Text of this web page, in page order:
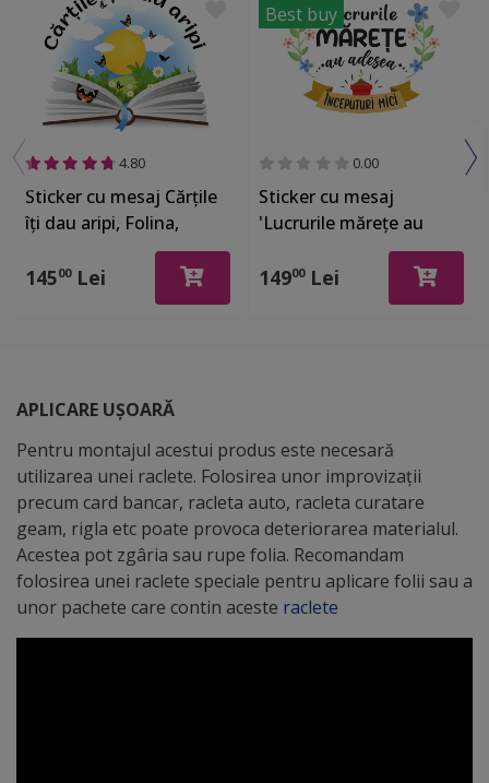
4.80
Sticker cu mesaj Cărţile
îţi dau aripi, Folina,
colorat, 50x40 cm,
racletă de aplicare
14500Lei
Best buy
0.00
Sticker cu mesaj
'Lucrurile mărețe au
adesea începuturi mici',
decorațiune pentru școli
și gradinițe sau camera
14900Lei
APLICARE UȘOARĂ
Pentru montajul acestui produs este necesară
utilizarea unei raclete. Folosirea unor improvizații
precum card bancar, racleta auto, racleta curatare
geam, rigla etc poate provoca deteriorarea materialul.
Acestea pot zgâria sau rupe folia. Recomandam
folosirea unei raclete speciale pentru aplicare folii sau a
unor pachete care contin aceste raclete